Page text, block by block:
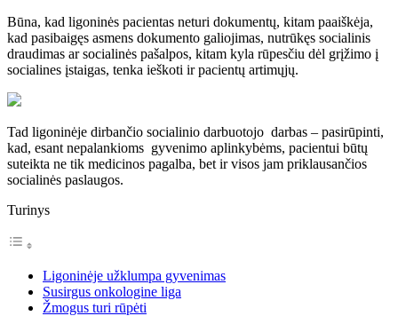
Būna, kad ligoninės pacientas neturi dokumentų, kitam paaiškėja,
kad pasibaigęs asmens dokumento galiojimas, nutrūkęs socialinis
draudimas ar socialinės pašalpos, kitam kyla rūpesčiu dėl grįžimo į
socialines įstaigas, tenka ieškoti ir pacientų artimųjų.
Tad ligoninėje dirbančio socialinio darbuotojo darbas – pasirūpinti,
kad, esant nepalankioms gyvenimo aplinkybėms, pacientui būtų
suteikta ne tik medicinos pagalba, bet ir visos jam priklausančios
socialinės paslaugos.
Turinys
Ligoninėje užklumpa gyvenimas
Susirgus onkologine liga
Žmogus turi rūpėti